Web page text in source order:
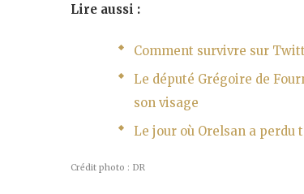
Lire aussi :
Comment survivre sur
Le député Grégoire de
son visage
Le jour où Orelsan a perdu
Crédit photo : DR